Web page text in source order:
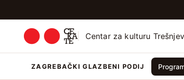
Centar za kulturu
ZAGREBAČKI GLAZBENI PODIJ